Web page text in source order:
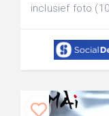
inclusief foto